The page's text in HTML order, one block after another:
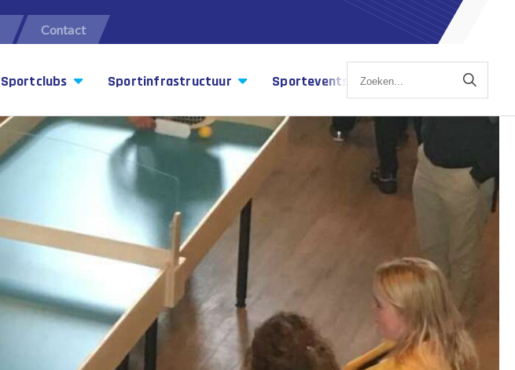
Contact
Sportclubs Sportinfrastructuur Sportevents Sportagenda